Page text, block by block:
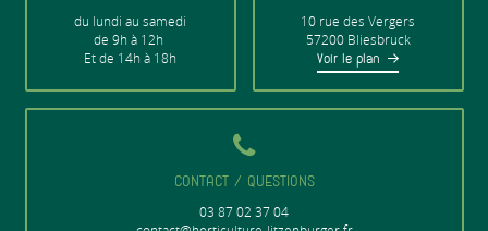
du lundi au samedi
de 9h à 12h
Et de 14h à 18h
10 rue des Vergers
57200 Bliesbruck
Voir le plan
CONTACT / QUESTIONS
03 87 02 37 04